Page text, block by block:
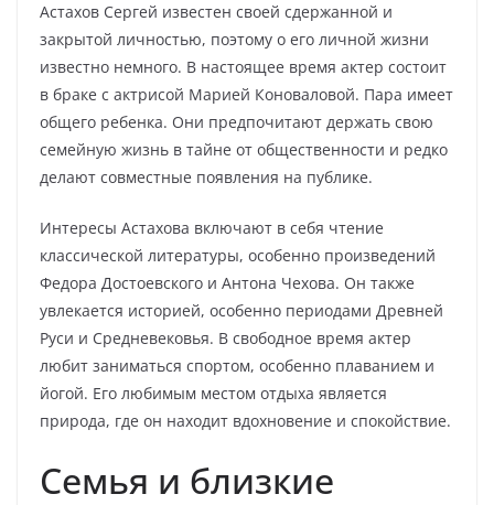
Астахов Сергей известен своей сдержанной и
закрытой личностью, поэтому о его личной жизни
известно немного. В настоящее время актер состоит
в браке с актрисой Марией Коноваловой. Пара имеет
общего ребенка. Они предпочитают держать свою
семейную жизнь в тайне от общественности и редко
делают совместные появления на публике.
Интересы Астахова включают в себя чтение
классической литературы, особенно произведений
Федора Достоевского и Антона Чехова. Он также
увлекается историей, особенно периодами Древней
Руси и Средневековья. В свободное время актер
любит заниматься спортом, особенно плаванием и
йогой. Его любимым местом отдыха является
природа, где он находит вдохновение и спокойствие.
Семья и близкие